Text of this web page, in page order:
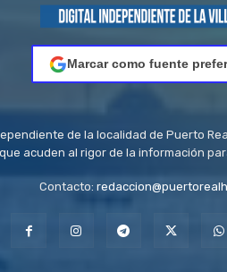
Marcar como fuente
de la localidad de Puerto
acuden al rigor de la información
Contacto: